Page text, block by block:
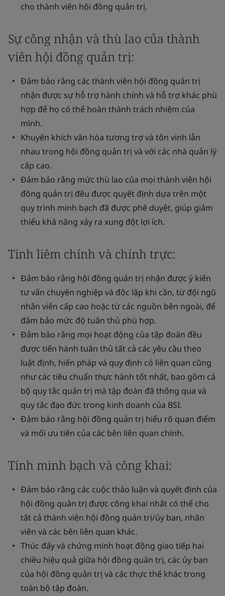
cho thành viên hội đồng quản trị.
Sự công nhận và thù lao của thành
viên hội đồng quản trị:
Đảm bảo rằng các thành viên hội đồng quản trị
nhận được sự hỗ trợ hành chính và hỗ trợ khác phù
hợp để họ có thể hoàn thành trách nhiệm của
mình.
Khuyến khích văn hóa tương trợ và tôn vinh lẫn
nhau trong hội đồng quản trị và với các nhà quản lý
cấp cao.
Đảm bảo rằng mức thù lao của mọi thành viên hội
đồng quản trị đều được quyết định dựa trên một
quy trình minh bạch đã được phê duyệt, giúp giảm
thiểu khả năng xảy ra xung đột lợi ích.
Tính liêm chính và chính trực:
Đảm bảo rằng hội đồng quản trị nhận được ý kiến
tư vấn chuyên nghiệp và độc lập khi cần, từ đội ngũ
nhân viên cấp cao hoặc từ các nguồn bên ngoài, để
đảm bảo mức độ tuân thủ phù hợp.
Đảm bảo rằng mọi hoạt động của tập đoàn đều
được tiến hành tuân thủ tất cả các yêu cầu theo
luật định, hiến pháp và quy định có liên quan cũng
như các tiêu chuẩn thực hành tốt nhất, bao gồm cả
bộ quy tắc quản trị mà tập đoàn đã thông qua và
quy tắc đạo đức trong kinh doanh của BSI.
Đảm bảo rằng hội đồng quản trị hiểu rõ quan điểm
và mối ưu tiên của các bên liên quan chính.
Tính minh bạch và công khai:
Đảm bảo rằng các cuộc thảo luận và quyết định của
hội đồng quản trị được công khai nhất có thể cho
tất cả thành viên hội đồng quản trị/ủy ban, nhân
viên và các bên liên quan khác.
Thúc đẩy và chứng minh hoạt động giao tiếp hai
chiều hiệu quả giữa hội đồng quản trị, các ủy ban
của hội đồng quản trị và các thực thể khác trong
toàn bộ tập đoàn.